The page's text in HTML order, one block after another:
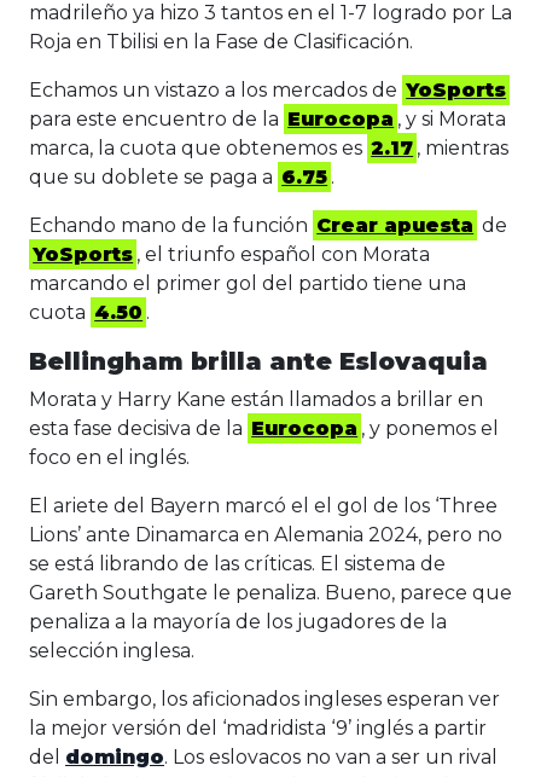
madrileño ya hizo 3 tantos en el 1-7 logrado por La
Roja en Tbilisi en la Fase de Clasificación.
Echamos un vistazo a los mercados de YoSports
para este encuentro de la Eurocopa , y si Morata
marca, la cuota que obtenemos es 2.17 , mientras
que su doblete se paga a 6.75 .
Echando mano de la función Crear apuesta de
YoSports , el triunfo español con Morata
marcando el primer gol del partido tiene una
cuota 4.50 .
Bellingham brilla ante Eslovaquia
Morata y Harry Kane están llamados a brillar en
esta fase decisiva de la Eurocopa , y ponemos el
foco en el inglés.
El ariete del Bayern marcó el el gol de los ‘Three
Lions’ ante Dinamarca en Alemania 2024, pero no
se está librando de las críticas. El sistema de
Gareth Southgate le penaliza. Bueno, parece que
penaliza a la mayoría de los jugadores de la
selección inglesa.
Sin embargo, los aficionados ingleses esperan ver
la mejor versión del ‘madridista ‘9’ inglés a partir
del domingo. Los eslovacos no van a ser un rival